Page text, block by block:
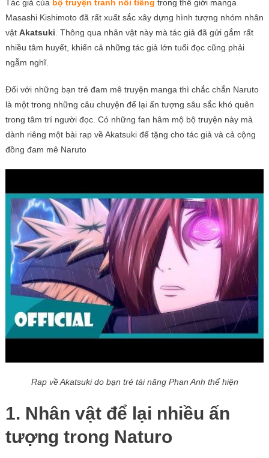
Tác giả của bộ truyện tranh nổi tiếng trong thế giới manga
Masashi Kishimoto đã rất xuất sắc xây dựng hình tượng nhóm nhân
vật Akatsuki . Thông qua nhân vật này mà tác giả đã gửi gắm rất
nhiều tâm huyết, khiến cả những tác giả lớn tuổi đọc cũng phải
ngẫm nghĩ.
Đối với những bạn trẻ đam mê truyện manga thì chắc chắn Naruto
là một trong những câu chuyện để lại ấn tượng sâu sắc khó quên
trong tâm trí người đọc. Có những fan hâm mộ bộ truyện này mà
dành riêng một bài rap về Akatsuki để tặng cho tác giả và cả cộng
đồng đam mê Naruto
Rap về Akatsuki do bạn trẻ tài năng Phan Anh thể hiện
1. Nhân vật để lại nhiều ấn
tượng trong Naturo